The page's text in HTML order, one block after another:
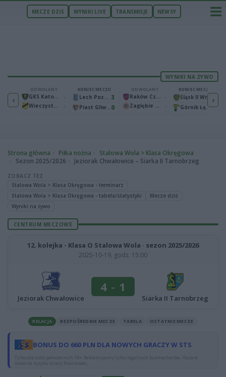
MECZE DZIŚ WYNIKI LIVE TRANSMISJE NEWSY
WYNIKI NA ŻYWO
‹
Warta Poznań 2
ODWOŁANY
GKS Katowice
Wieczysta Kraków
KONIEC MECZU
Lech Poznań 3
Piast Gliwice0
ODWOŁANY
Raków Częstochowa
Zagłębie Lubin
KONIEC MECZU
2
Górnik Łęczna 0
›
Strona główna Piłka nożna
Stalowa Wola > Klasa Okręgowa
Sezon 2025/2026
Jeziorak Chwałowice – Siarka II Tarnobrzeg
ZOBACZ TEŻ
Stalowa Wola > Klasa Okręgowa - terminarz
Stalowa Wola > Klasa Okręgowa - tabela/statystyki
Mecze dziś
Wyniki na żywo
CENTRUM MECZOWE
12. kolejka - Klasa O Stalowa Wola · sezon 2025/2026
2025-10-19, godz. 15:00
Jeziorak Chwałowice
4 - 1
Siarka II Tarnobrzeg
RELACJA BEZPOŚREDNIE MECZE TABELA OSTATNIE MECZE
BONUS DO 660 PLN DLA NOWYCH GRACZY W STS
Tylko dla osób pełnoletnich 18+. Reklamujemy tylko legalnych bukmacherów. Hazard
stwarza ryzyko straty finansowej.